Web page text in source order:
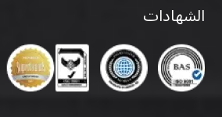
الشهادات